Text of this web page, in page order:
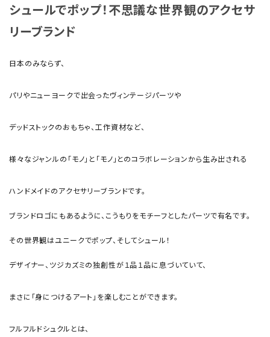
シュールでポップ！不思議な世界観のアクセサ
リーブランド
日本のみならず、
パリやニューヨークで出会ったヴィンテージパーツや
デッドストックのおもちゃ、工作資材など、
様々なジャンルの「モノ」と「モノ」とのコラボレーションから生み出される
ハンドメイドのアクセサリーブランドです。
ブランドロゴにもあるように、こうもりをモチーフとしたパーツで有名です。
その世界観はユニークでポップ、そしてシュール！
デザイナー、ツジカズミの独創性が１品１品に息づいていて、
まさに「身につけるアート」を楽しむことができます。
フルフルドシュクルとは、